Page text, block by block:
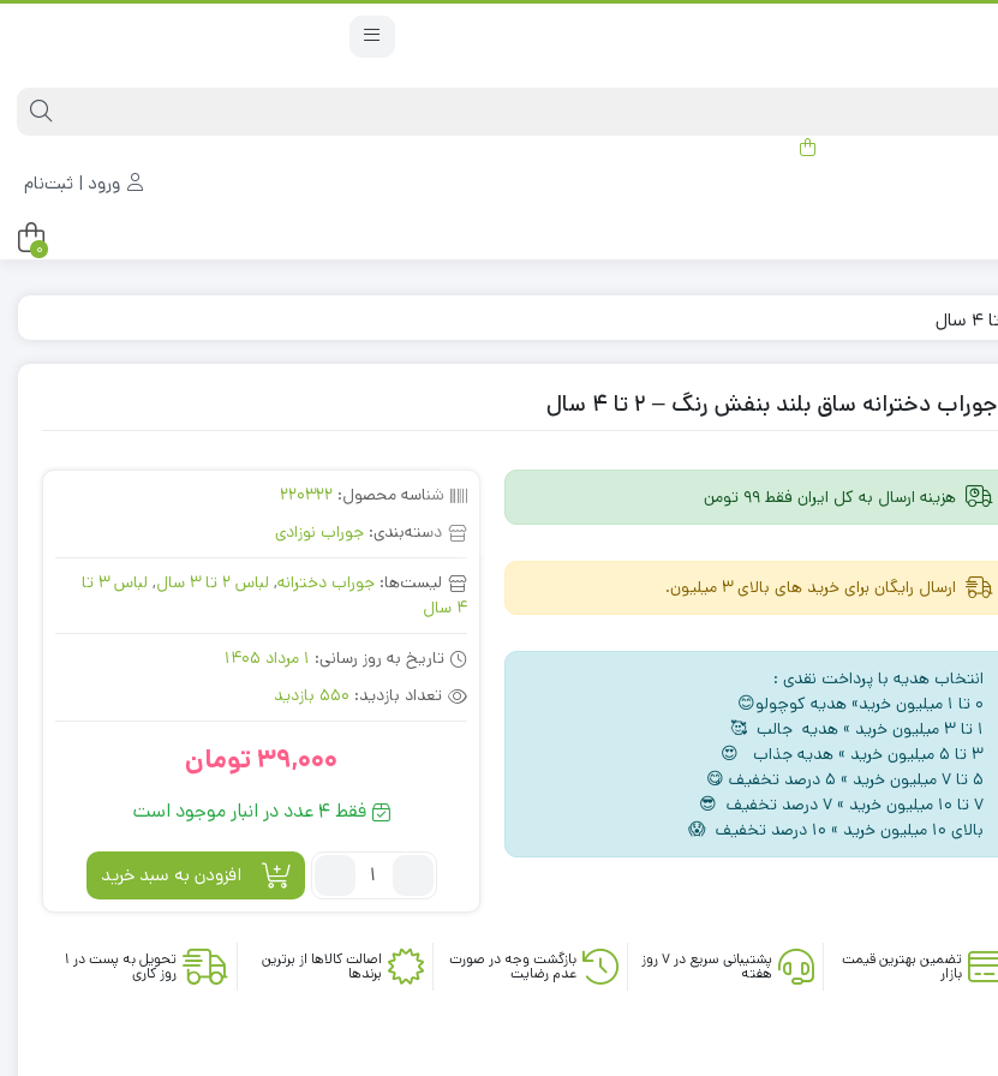
ورود | ثبت‌نام
0
جوراب دخترانه ساق بلند بنفش رنگ – 2 تا 4 سال
هزینه ارسال به کل ایران فقط 99 تومن
ارسال رایگان برای خرید های بالای 3 میلیون.
انتخاب هدیه با پرداخت نقدی :
۰ تا ۱ میلیون خرید» هدیه کوچولو😊
۱ تا ۳ میلیون خرید » هدیه جالب 🥰
۳ تا ۵ میلیون خرید » هدیه جذاب 😍
5 تا ۷ میلیون خرید » ۵ درصد تخفیف 😋
۷ تا ۱۰ میلیون خرید » ۷ درصد تخفیف 😎
بالای ۱۰ میلیون خرید » ۱۰ درصد تخفیف 😱
شناسه محصول: 220322
دسته‌بندی: جوراب نوزادی
لیست‌ها: جوراب دخترانه, لباس 2 تا 3 سال ,
لباس 3 تا
4 سال
تاریخ به روز رسانی: 1 مرداد 1405
تعداد بازدید: 550 بازدید
39,000 تومان
فقط 4 عدد در انبار موجود است
تعداد:
ساق
بلند
افزودن به سبد خرید
تضمین بهترین قیمت
بازار
پشتیبانی سریع در ۷ روز
هفته
بازگشت وجه در صورت
عدم رضایت
اصالت کالاها از برترین
برندها
تحویل به پست در 1
روز کاری